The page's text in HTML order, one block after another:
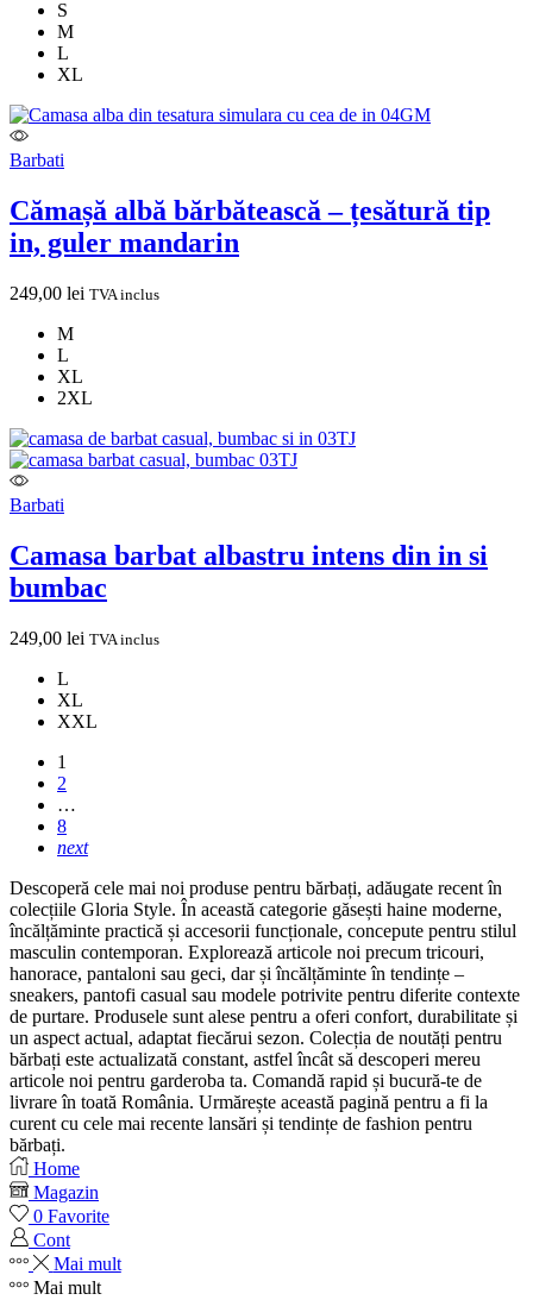
S
M
L
XL
Barbati
Cămașă albă bărbătească – țesătură tip
in, guler mandarin
249,00 lei TVA inclus
M
L
XL
2XL
Barbati
Camasa barbat albastru intens din in si
bumbac
249,00 lei TVA inclus
L
XL
XXL
1
2
…
8
next
Descoperă cele mai noi produse pentru bărbați, adăugate recent în
colecțiile Gloria Style. În această categorie găsești haine moderne,
încălțăminte practică și accesorii funcționale, concepute pentru stilul
masculin contemporan. Explorează articole noi precum tricouri,
hanorace, pantaloni sau geci, dar și încălțăminte în tendințe –
sneakers, pantofi casual sau modele potrivite pentru diferite contexte
de purtare. Produsele sunt alese pentru a oferi confort, durabilitate și
un aspect actual, adaptat fiecărui sezon. Colecția de noutăți pentru
bărbați este actualizată constant, astfel încât să descoperi mereu
articole noi pentru garderoba ta. Comandă rapid și bucură-te de
livrare în toată România. Urmărește această pagină pentru a fi la
curent cu cele mai recente lansări și tendințe de fashion pentru
bărbați.
Home
Magazin
0 Favorite
Cont
Mai mult
Mai mult